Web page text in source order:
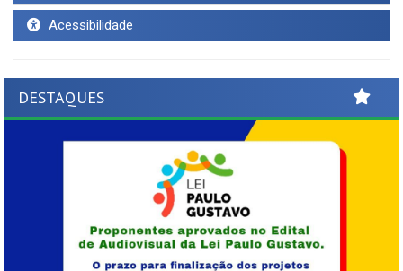
Acessibilidade
DESTAQUES